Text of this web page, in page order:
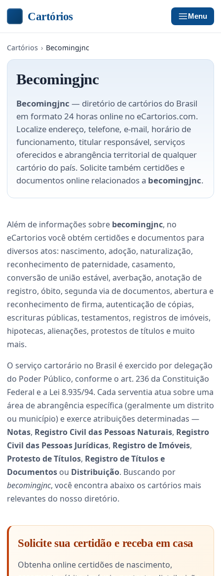
Cartórios Menu
Cartórios › Becomingjnc
Becomingjnc
Becomingjnc — diretório de cartórios do Brasil
em formato 24 horas online no eCartorios.com.
Localize endereço, telefone, e-mail, horário de
funcionamento, titular responsável, serviços
oferecidos e abrangência territorial de qualquer
cartório do país. Solicite também certidões e
documentos online relacionados a becomingjnc.
Além de informações sobre becomingjnc, no
eCartorios você obtém certidões e documentos para
diversos atos: nascimento, adoção, naturalização,
reconhecimento de paternidade, casamento,
conversão de união estável, averbação, anotação de
registro, óbito, segunda via de documentos, abertura e
reconhecimento de firma, autenticação de cópias,
escrituras públicas, testamentos, registros de imóveis,
hipotecas, alienações, protestos de títulos e muito
mais.
O serviço cartorário no Brasil é exercido por delegação
do Poder Público, conforme o art. 236 da Constituição
Federal e a Lei 8.935/94. Cada serventia atua sobre uma
área de abrangência específica (geralmente um distrito
ou município) e exerce atribuições determinadas —
Notas, Registro Civil das Pessoas Naturais, Registro
Civil das Pessoas Jurídicas, Registro de Imóveis,
Protesto de Títulos, Registro de Títulos e
Documentos ou Distribuição. Buscando por
becomingjnc, você encontra abaixo os cartórios mais
relevantes do nosso diretório.
Solicite sua certidão e receba em casa
Obtenha online certidões de nascimento,